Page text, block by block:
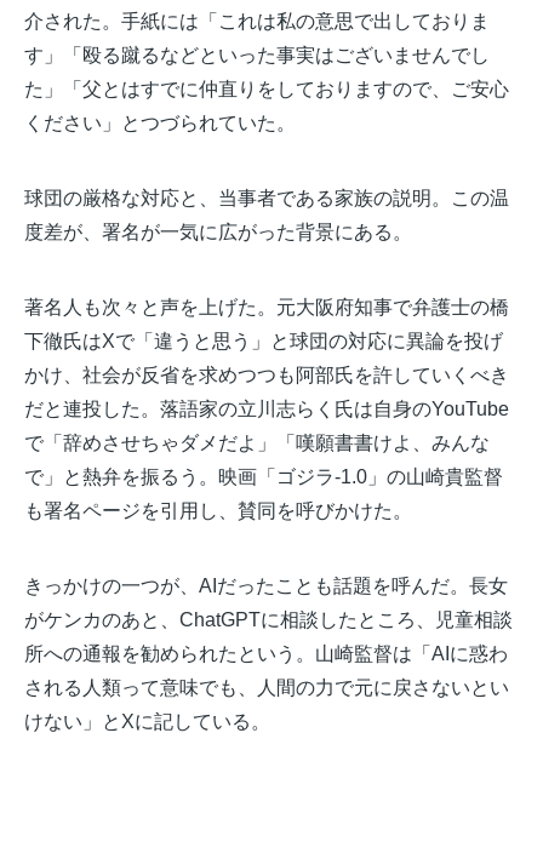
介された。手紙には「これは私の意思で出しておりま
す」「殴る蹴るなどといった事実はございませんでし
た」「父とはすでに仲直りをしておりますので、ご安心
ください」とつづられていた。
球団の厳格な対応と、当事者である家族の説明。この温
度差が、署名が一気に広がった背景にある。
著名人も次々と声を上げた。元大阪府知事で弁護士の橋
下徹氏はXで「違うと思う」と球団の対応に異論を投げ
かけ、社会が反省を求めつつも阿部氏を許していくべき
だと連投した。落語家の立川志らく氏は自身のYouTube
で「辞めさせちゃダメだよ」「嘆願書書けよ、みんな
で」と熱弁を振るう。映画「ゴジラ-1.0」の山崎貴監督
も署名ページを引用し、賛同を呼びかけた。
きっかけの一つが、AIだったことも話題を呼んだ。長女
がケンカのあと、ChatGPTに相談したところ、児童相談
所への通報を勧められたという。山崎監督は「AIに惑わ
される人類って意味でも、人間の力で元に戻さないとい
けない」とXに記している。